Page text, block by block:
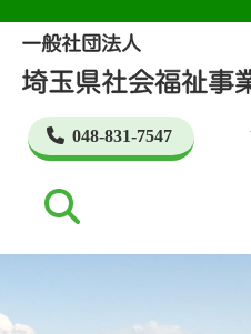
048-831-7547